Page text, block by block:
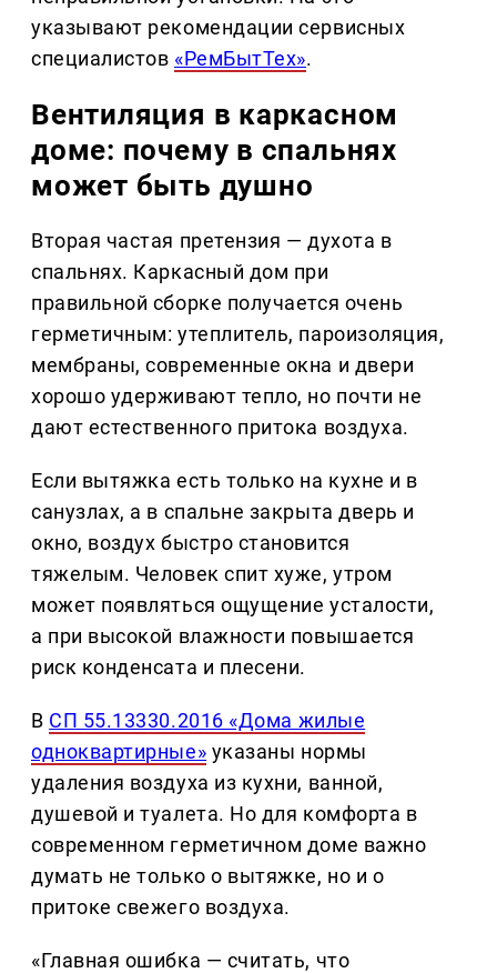
указывают рекомендации сервисных
специалистов «РемБытТех».
Вентиляция в каркасном
доме: почему в спальнях
может быть душно
Вторая частая претензия — духота в
спальнях. Каркасный дом при
правильной сборке получается очень
герметичным: утеплитель, пароизоляция,
мембраны, современные окна и двери
хорошо удерживают тепло, но почти не
дают естественного притока воздуха.
Если вытяжка есть только на кухне и в
санузлах, а в спальне закрыта дверь и
окно, воздух быстро становится
тяжелым. Человек спит хуже, утром
может появляться ощущение усталости,
а при высокой влажности повышается
риск конденсата и плесени.
В СП 55.13330.2016 «Дома жилые
одноквартирные» указаны нормы
удаления воздуха из кухни, ванной,
душевой и туалета. Но для комфорта в
современном герметичном доме важно
думать не только о вытяжке, но и о
притоке свежего воздуха.
«Главная ошибка — считать, что